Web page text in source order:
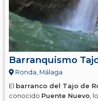
Barranquismo
Ronda, Málaga
El barranco del Tajo de
conocido Puente Nuevo ,